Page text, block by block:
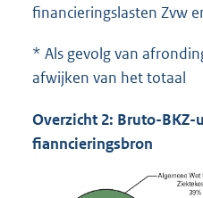
financieringslasten Zvw
* Als gevolg van
afwijken van het totaal
Overzicht 2: Bruto-BKZ-
fianncieringsbron